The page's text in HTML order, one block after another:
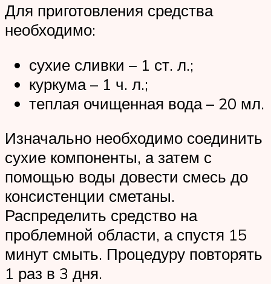
Для приготовления средства
необходимо:
сухие сливки – 1 ст. л.;
куркума – 1 ч. л.;
теплая очищенная вода – 20 мл.
Изначально необходимо соединить
сухие компоненты, а затем с
помощью воды довести смесь до
консистенции сметаны.
Распределить средство на
проблемной области, а спустя 15
минут смыть. Процедуру повторять
1 раз в 3 дня.